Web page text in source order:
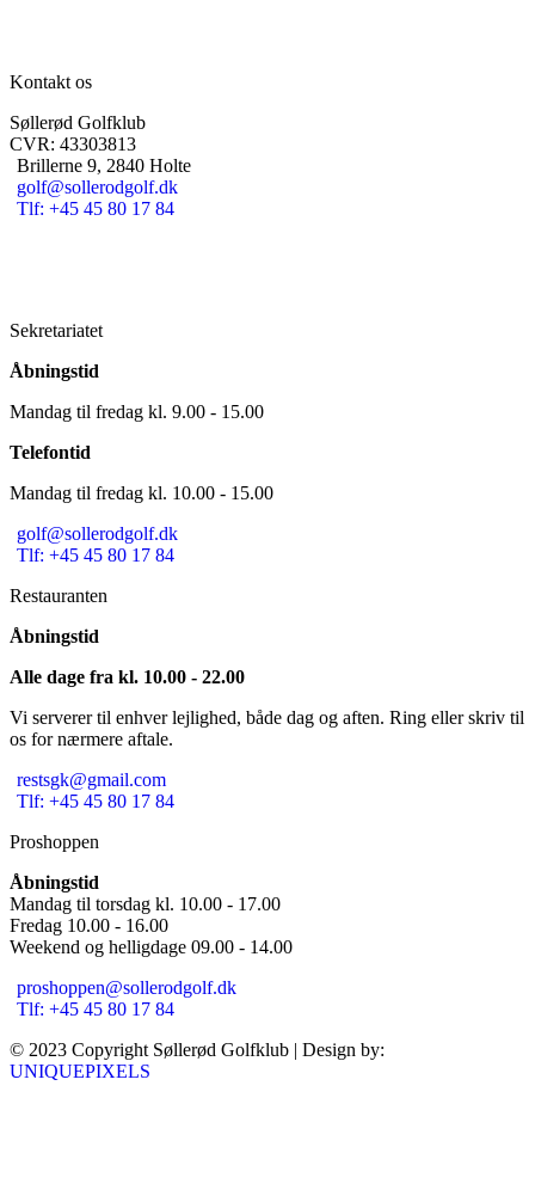
Kontakt os
Søllerød Golfklub
CVR: 43303813
Brillerne 9, 2840 Holte
golf@sollerodgolf.dk
Tlf: +45 45 80 17 84
Sekretariatet
Åbningstid
Mandag til fredag kl. 9.00 - 15.00
Telefontid
Mandag til fredag kl. 10.00 - 15.00
golf@sollerodgolf.dk
Tlf: +45 45 80 17 84
Restauranten
Åbningstid
Alle dage fra kl. 10.00 - 22.00
Vi serverer til enhver lejlighed, både dag og aften. Ring eller skriv til
os for nærmere aftale.
restsgk@gmail.com
Tlf: +45 45 80 17 84
Proshoppen
Åbningstid
Mandag til torsdag kl. 10.00 - 17.00
Fredag 10.00 - 16.00
Weekend og helligdage 09.00 - 14.00
proshoppen@sollerodgolf.dk
Tlf: +45 45 80 17 84
© 2023 Copyright Søllerød Golfklub | Design by:
UNIQUEPIXELS